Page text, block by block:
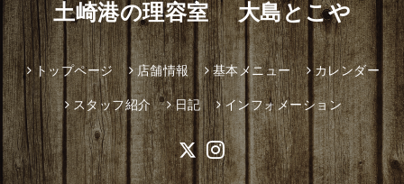
土崎港の理容室 大島とこや
トップページ 店舗情報 基本メニュー カレンダー
スタッフ紹介 日記 インフォメーション